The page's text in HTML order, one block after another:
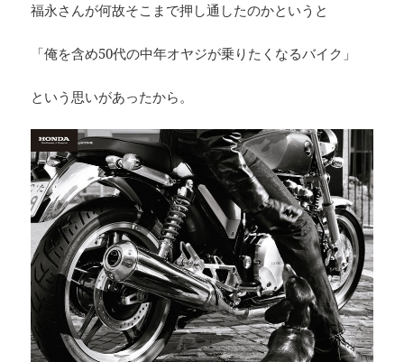
福永さんが何故そこまで押し通したのかというと
「俺を含め50代の中年オヤジが乗りたくなるバイク」
という思いがあったから。